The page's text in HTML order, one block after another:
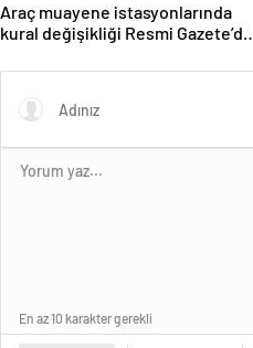
Araç muayene istasyonlarında
kural değişikliği Resmi Gazete’de
En az 10 karakter gerekli